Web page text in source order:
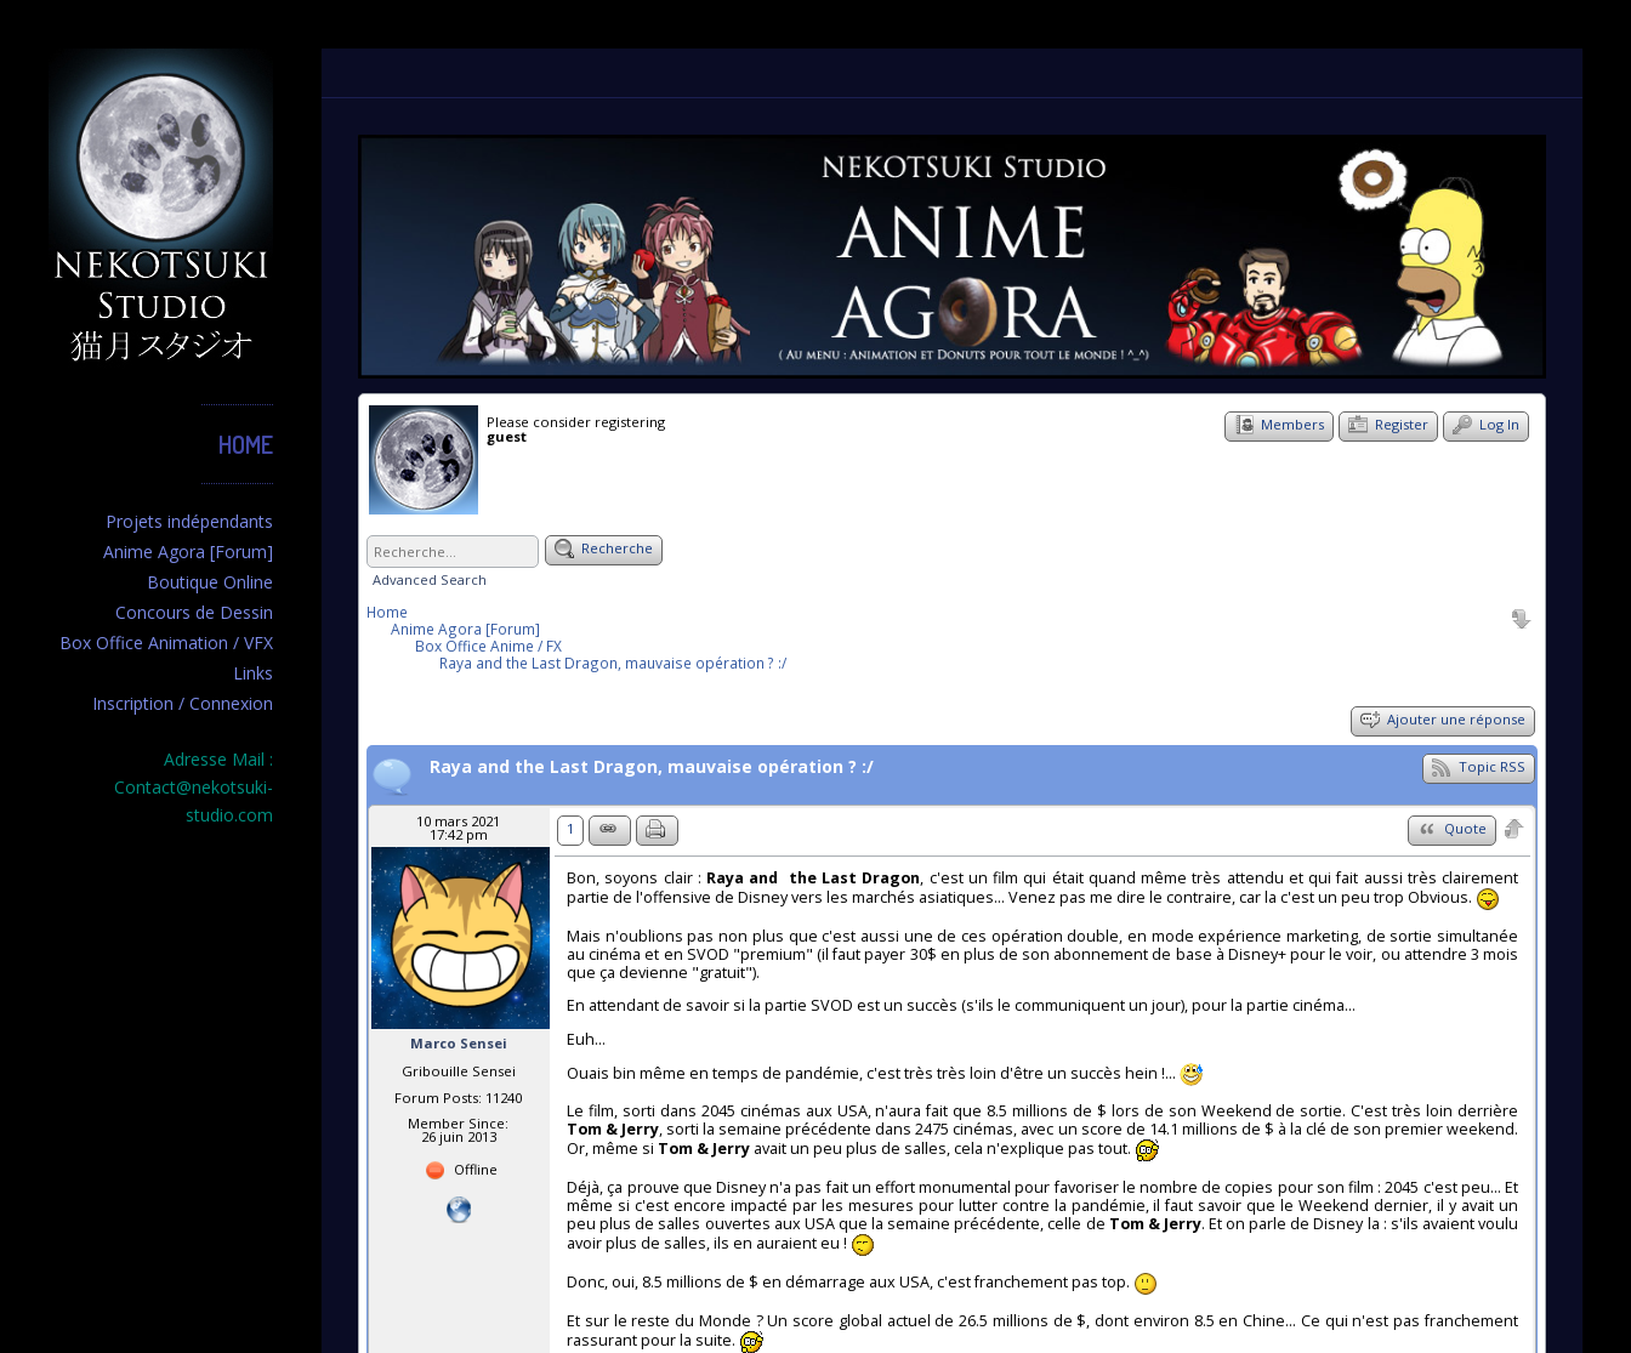
HOME
Projets indépendants
Anime Agora [Forum]
Boutique Online
Concours de Dessin
Box Office Animation / VFX
Links
Inscription / Connexion
Adresse Mail :
Contact@nekotsuki-
studio.com
Please consider registering
guest
Log In
Register
Members
Recherche
Advanced Search
Home
Anime Agora [Forum]
Box Office Anime / FX
Raya and the Last Dragon, mauvaise opération ? :/
Ajouter une réponse
Topic RSS
Raya and the Last Dragon, mauvaise opération ? :/
10 mars 2021
17:42 pm
Marco Sensei
Gribouille Sensei
Forum Posts: 11240
Member Since:
26 juin 2013
Offline
1 Quote
Bon, soyons clair : Raya and the Last Dragon, c'est un film qui était quand même très attendu et qui fait aussi très clairement
partie de l'offensive de Disney vers les marchés asiatiques... Venez pas me dire le contraire, car la c'est un peu trop Obvious.
Mais n'oublions pas non plus que c'est aussi une de ces opération double, en mode expérience marketing, de sortie simultanée
au cinéma et en SVOD "premium" (il faut payer 30$ en plus de son abonnement de base à Disney+ pour le voir, ou attendre 3 mois
que ça devienne "gratuit").
En attendant de savoir si la partie SVOD est un succès (s'ils le communiquent un jour), pour la partie cinéma...
Euh...
Ouais bin même en temps de pandémie, c'est très très loin d'être un succès hein !...
Le film, sorti dans 2045 cinémas aux USA, n'aura fait que 8.5 millions de $ lors de son Weekend de sortie. C'est très loin derrière
Tom & Jerry, sorti la semaine précédente dans 2475 cinémas, avec un score de 14.1 millions de $ à la clé de son premier weekend.
Or, même si Tom & Jerry avait un peu plus de salles, cela n'explique pas tout.
Déjà, ça prouve que Disney n'a pas fait un effort monumental pour favoriser le nombre de copies pour son film : 2045 c'est peu... Et
même si c'est encore impacté par les mesures pour lutter contre la pandémie, il faut savoir que le Weekend dernier, il y avait un
peu plus de salles ouvertes aux USA que la semaine précédente, celle de Tom & Jerry. Et on parle de Disney la : s'ils avaient voulu
avoir plus de salles, ils en auraient eu !
Donc, oui, 8.5 millions de $ en démarrage aux USA, c'est franchement pas top.
Et sur le reste du Monde ? Un score global actuel de 26.5 millions de $, dont environ 8.5 en Chine... Ce qui n'est pas franchement
rassurant pour la suite.